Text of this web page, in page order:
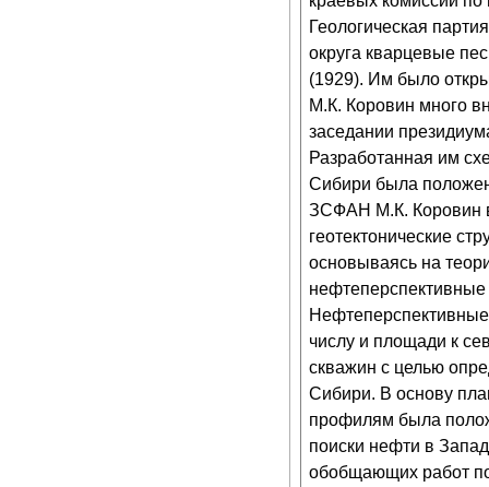
Геологическая
округа кварцевые
(1929). Им было
М.К. Коровин много
заседании
Разработанная им
Сибири была
ЗСФАН М.К. Коровин
геотектонические
основываясь на
нефтеперспективные
числу и площади к
скважин с целью
Сибири. В основу
профилям была
поиски нефти в
обобщающих работ